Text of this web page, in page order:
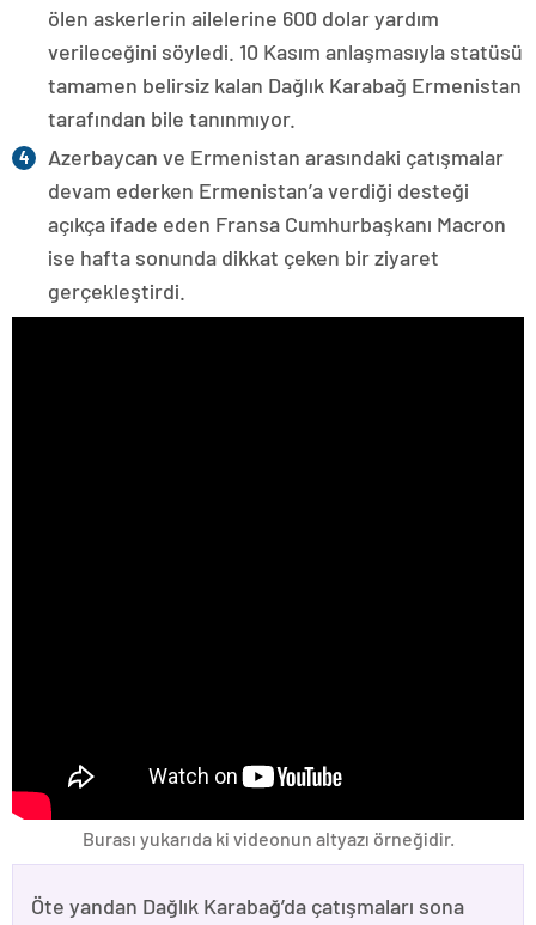
ölen askerlerin ailelerine 600 dolar yardım
verileceğini söyledi. 10 Kasım anlaşmasıyla statüsü
tamamen belirsiz kalan Dağlık Karabağ Ermenistan
tarafından bile tanınmıyor.
Azerbaycan ve Ermenistan arasındaki çatışmalar
devam ederken Ermenistan’a verdiği desteği
açıkça ifade eden Fransa Cumhurbaşkanı Macron
ise hafta sonunda dikkat çeken bir ziyaret
gerçekleştirdi.
Burası yukarıda ki videonun altyazı örneğidir.
Öte yandan Dağlık Karabağ’da çatışmaları sona